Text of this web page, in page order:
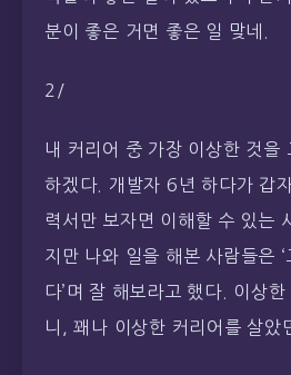
분이 좋은 거면 좋은 일 맞네.
2/
내 커리어 중 가장 이상한 것을
하겠다. 개발자 6년 하다가 갑
력서만 보자면 이해할 수 있는
지만 나와 일을 해본 사람들은 ‘
다’며 잘 해보라고 했다. 이상
니, 꽤나 이상한 커리어를 살았